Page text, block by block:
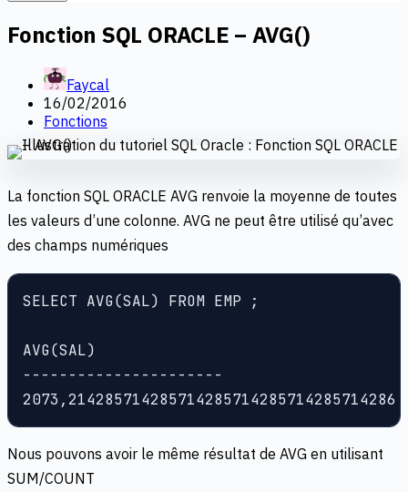
Fonction SQL ORACLE – AVG()
Faycal
16/02/2016
Fonctions
La fonction SQL ORACLE AVG renvoie la moyenne de toutes
les valeurs d’une colonne. AVG ne peut être utilisé qu’avec
des champs numériques
SELECT AVG(SAL) FROM EMP ;
AVG(SAL)
----------------------
2073,214285714285714285714285714285714286
Nous pouvons avoir le même résultat de AVG en utilisant
SUM/COUNT